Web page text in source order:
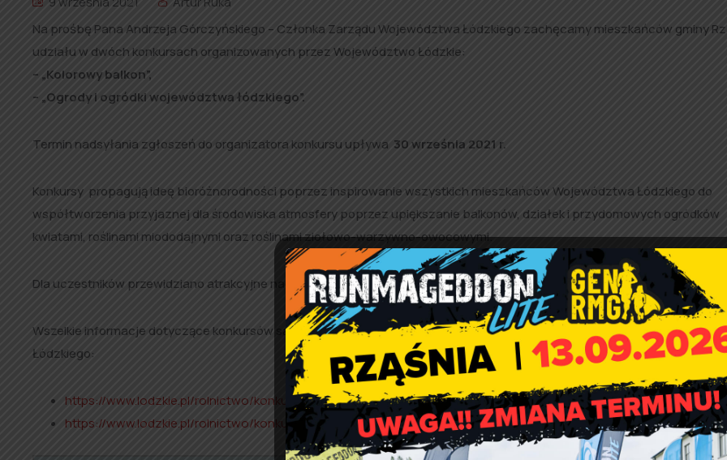
Na prośbę Pana Andrzeja Górczyńskiego – Członka Zarządu Województwa Łódzkiego zachęcamy mieszkańców gminy
udziału w dwóch konkursach organizowanych przez Województwo Łódzkie:
– „Kolorowy balkon”,
– „Ogrody i ogródki województwa łódzkiego”.
Termin nadsyłania zgłoszeń do organizatora konkursu upływa 30 września 2021 r.
Konkursy propagują ideę bioróżnorodności poprzez inspirowanie wszystkich mieszkańców Województwa Łódzkiego do
współtworzenia przyjaznej dla środowiska atmosfery poprzez upiększanie balkonów, działek i przydomowych ogródków
kwiatami, roślinami miododajnymi oraz roślinami ziołowo-warzywno-owocowymi.
Dla uczestników przewidziano atrakcyjne nagrody finansowe i rzeczowe.
Wszelkie informacje dotyczące konkursów są dostępne na stronach internetowych Urzędu Marszałkowskiego
Łódzkiego:
https://www.lodzkie.pl/rolnictwo/konkurs-na-kolorowy-balkon
https://www.lodzkie.pl/rolnictwo/konkurs-na-ogrody-i-ogródki-województwa-lodzkiego